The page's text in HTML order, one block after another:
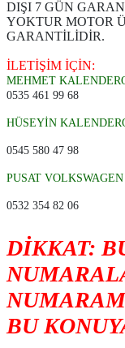
DIŞI 7 GÜN
YOKTUR MOTOR
GARANTİLİDİR.
İLETİŞİM İÇİN:
MEHMET
0535 461 99 68
HÜSEYİN
0545 580 47 98
PUSAT
0532 354 82 06
DİKKAT:
BU